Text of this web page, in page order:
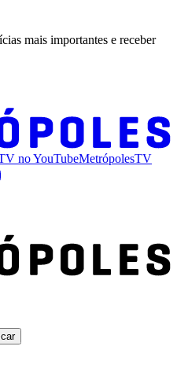
mais importantes e receber
noYouTubeMetrópolesTV